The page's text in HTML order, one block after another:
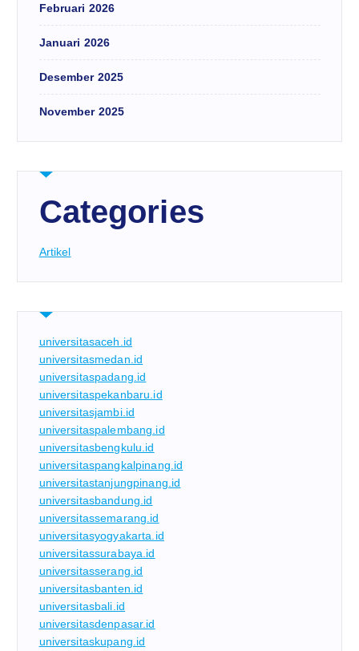
Februari 2026
Januari 2026
Desember 2025
November 2025
Categories
Artikel
universitasaceh.id
universitasmedan.id
universitaspadang.id
universitaspekanbaru.id
universitasjambi.id
universitaspalembang.id
universitasbengkulu.id
universitaspangkalpinang.id
universitastanjungpinang.id
universitasbandung.id
universitassemarang.id
universitasyogyakarta.id
universitassurabaya.id
universitasserang.id
universitasbanten.id
universitasbali.id
universitasdenpasar.id
universitaskupang.id